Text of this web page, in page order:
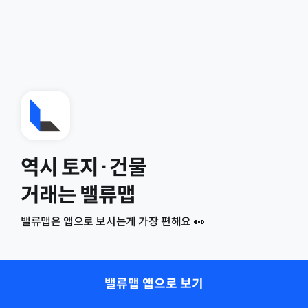
역시 토지·건물
거래는 밸류맵
밸류맵은 앱으로 보시는게 가장 편해요 👀
밸류맵 앱으로 보기